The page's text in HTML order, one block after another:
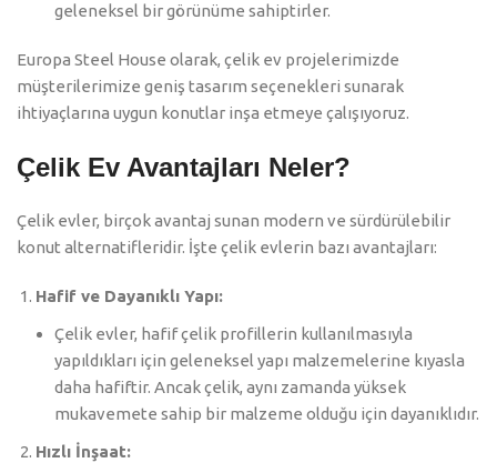
geleneksel bir görünüme sahiptirler.
Europa Steel House olarak, çelik ev projelerimizde
müşterilerimize geniş tasarım seçenekleri sunarak
ihtiyaçlarına uygun konutlar inşa etmeye çalışıyoruz.
Çelik Ev Avantajları Neler?
Çelik evler, birçok avantaj sunan modern ve sürdürülebilir
konut alternatifleridir. İşte çelik evlerin bazı avantajları:
Hafif ve Dayanıklı Yapı:
Çelik evler, hafif çelik profillerin kullanılmasıyla
yapıldıkları için geleneksel yapı malzemelerine kıyasla
daha hafiftir. Ancak çelik, aynı zamanda yüksek
mukavemete sahip bir malzeme olduğu için dayanıklıdır.
Hızlı İnşaat: